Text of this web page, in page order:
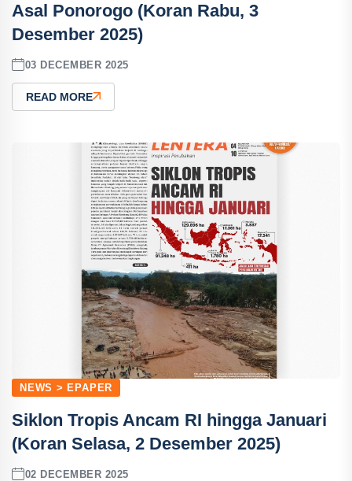
Asal Ponorogo (Koran Rabu, 3
Desember 2025)
03 DECEMBER 2025
READ MORE
NEWS > EPAPER
Siklon Tropis Ancam RI hingga Januari
(Koran Selasa, 2 Desember 2025)
02 DECEMBER 2025